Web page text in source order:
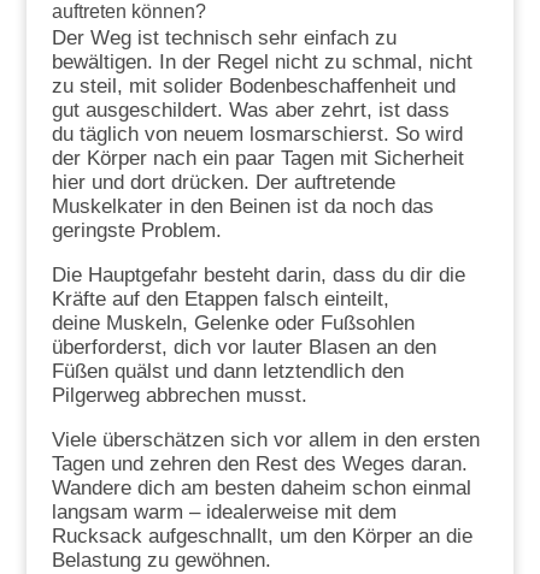
auftreten können?
Der Weg ist technisch sehr einfach zu
bewältigen. In der Regel nicht zu schmal, nicht
zu steil, mit solider Bodenbeschaffenheit und
gut ausgeschildert. Was aber zehrt, ist dass
du täglich von neuem losmarschierst. So wird
der Körper nach ein paar Tagen mit Sicherheit
hier und dort drücken. Der auftretende
Muskelkater in den Beinen ist da noch das
geringste Problem.
Die Hauptgefahr besteht darin, dass du dir die
Kräfte auf den Etappen falsch einteilt,
deine Muskeln, Gelenke oder Fußsohlen
überforderst, dich vor lauter Blasen an den
Füßen quälst und dann letztendlich den
Pilgerweg abbrechen musst.
Viele überschätzen sich vor allem in den ersten
Tagen und zehren den Rest des Weges daran.
Wandere dich am besten daheim schon einmal
langsam warm – idealerweise mit dem
Rucksack aufgeschnallt, um den Körper an die
Belastung zu gewöhnen.